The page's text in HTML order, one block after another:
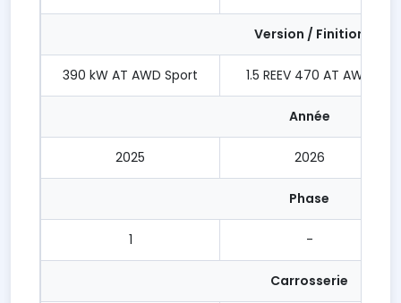
Version / Finition
390 kW AT AWD Sport 1.5 REEV 470 AT AWD
Année
2025 2026
Phase
1 -
Carrosserie